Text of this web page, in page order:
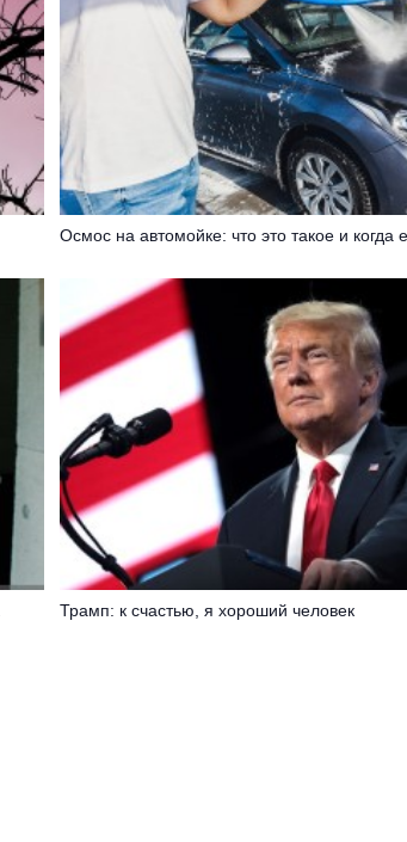
Осмос на автомойке: что это такое и когда
Трамп: к счастью, я хороший человек